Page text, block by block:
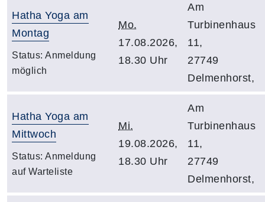
Hatha Yoga am
Montag
Status: Anmeldung
möglich
Mo.
17.08.2026,
18.30 Uhr
Am
Turbinenhaus
11,
27749
Delmenhorst,
Hatha Yoga am
Mittwoch
Status: Anmeldung
auf Warteliste
Mi.
19.08.2026,
18.30 Uhr
Am
Turbinenhaus
11,
27749
Delmenhorst,